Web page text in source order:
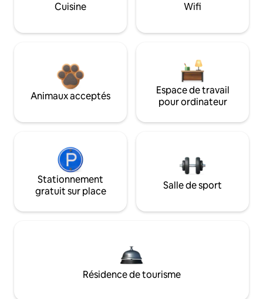
Cuisine Wifi
Animaux acceptés
Espace de travail
pour ordinateur
Stationnement
gratuit sur place
Salle de sport
Résidence de tourisme